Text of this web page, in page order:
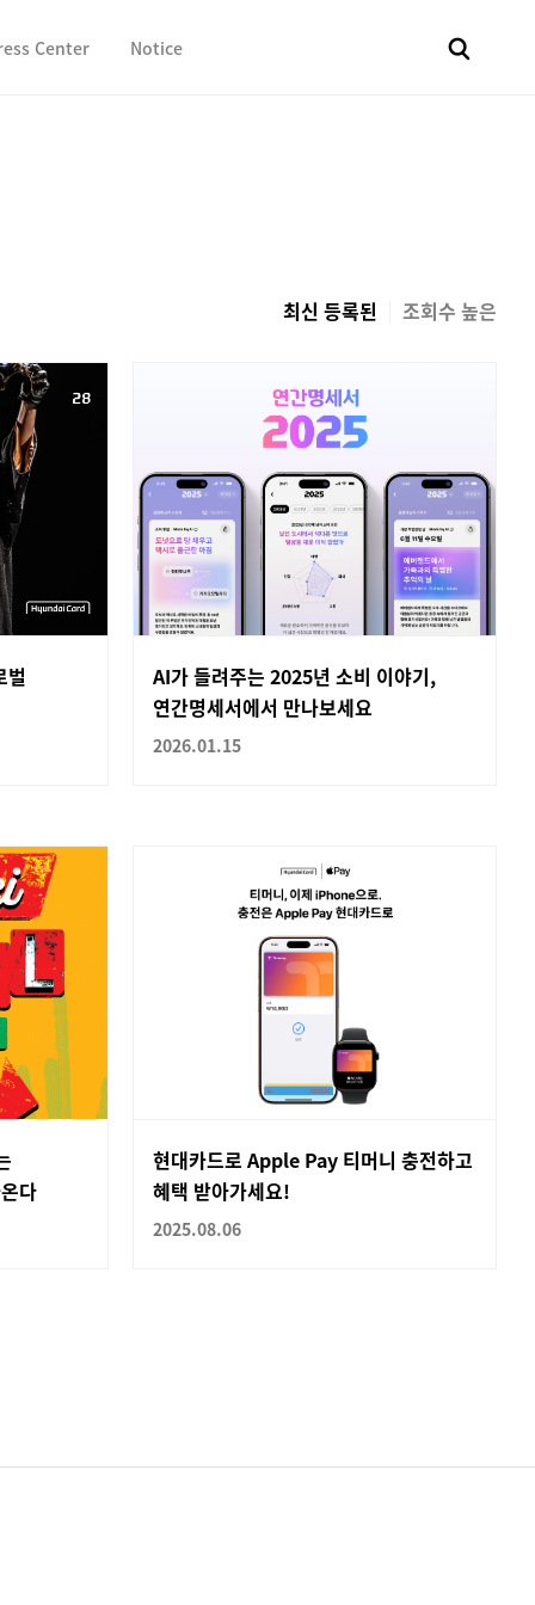
Center Notice
최신 등록된 조회수 높은
벌
AI가 들려주는 2025년 소비 이야기,
연간명세서에서 만나보세요
2026.01.15
다
현대카드로 Apple Pay 티머니 충전하고
혜택 받아가세요!
2025.08.06